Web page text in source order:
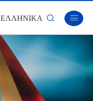
ΕΛΛΗΝΙΚΆ  